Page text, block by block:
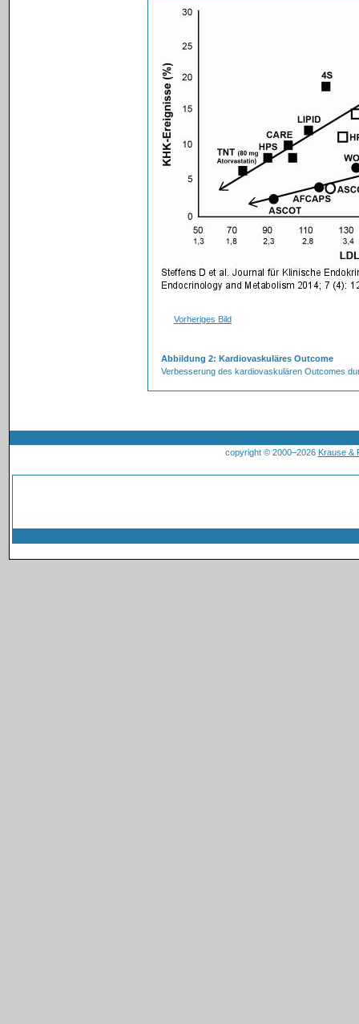
Vorheriges Bild
Abbildung 2: Kardiovaskuläres Outcome
Verbesserung des kardiovaskulären Outcomes
copyright © 2000–2026 Krause &